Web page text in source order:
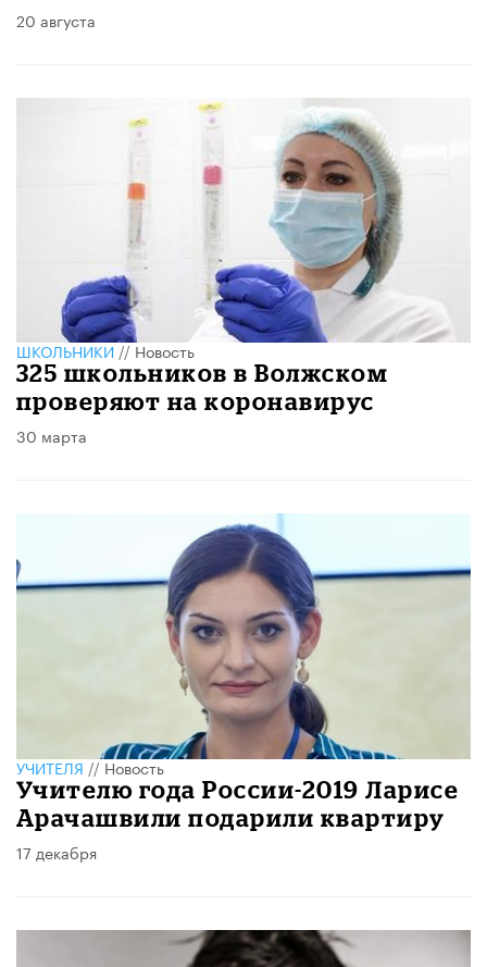
20 августа
ШКОЛЬНИКИ//Новость
325 школьников в Волжском
проверяют на коронавирус
30 марта
УЧИТЕЛЯ//Новость
Учителю года России-2019 Ларисе
Арачашвили подарили квартиру
17 декабря